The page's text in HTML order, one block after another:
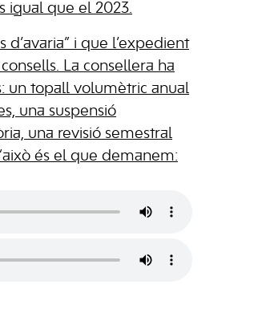
igual que el 2023.
i que l’expedient
La consellera ha
un topall volumètric anual
una suspensió
una revisió semestral
és el que demanem: